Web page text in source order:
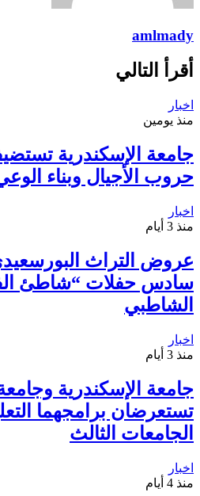
amlmady
أقرأ التالي
اخبار
منذ يومين
جامعة الإسكندرية
حروب الأجيال وبناء
اخبار
منذ 3 أيام
عروض التراث
سادس حفلات “شاطئ
الشاطبي
اخبار
منذ 3 أيام
جامعة الإسكندرية
تستعرضان برامجهما
الجامعات الثالث
اخبار
منذ 4 أيام